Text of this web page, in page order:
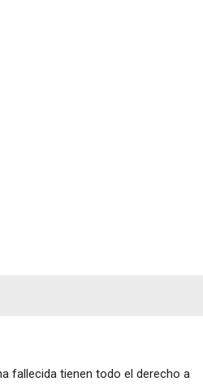
fallecida tienen todo el derecho a